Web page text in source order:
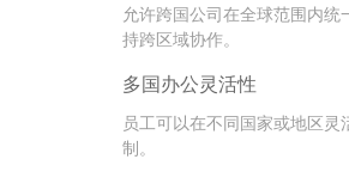
允许跨国公司在全球范围内统
持跨区域协作。
多国办公灵活性
员工可以在不同国家或地区灵
制。